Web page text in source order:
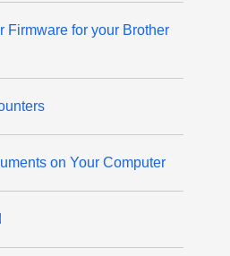
Firmware for your Brother
on Your Computer